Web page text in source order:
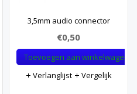
3,5mm audio connector
€0,50
Toevoegen aan winkelwagen
Verlanglijst
Vergelijk